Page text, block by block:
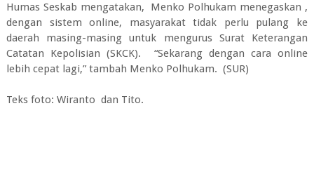
Humas Seskab mengatakan, Menko Polhukam menegaskan ,
dengan sistem online, masyarakat tidak perlu pulang ke
daerah masing-masing untuk mengurus Surat Keterangan
Catatan Kepolisian (SKCK). “Sekarang dengan cara online
lebih cepat lagi,” tambah Menko Polhukam. (SUR)
Teks foto: Wiranto dan Tito.